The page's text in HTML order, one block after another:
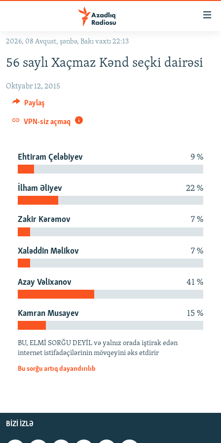
Əsas
qayıt
naviqasiyaya
qayıt
#İZAHLA
KORRUPSIOMETR
#ƏSLINDƏ
FƏRQƏ BAX
ARAŞDIRMA
VIDEO
KARIKATURA
RADIO ARXIV
İSLAM VƏ DEMOKRATIYA
İZ - MƏDƏNIYYƏT PROQRAMI
HAQQIMIZDA
PEŞƏ ETIKASI VƏ JURNALISTIKA STANDARTLARIMIZ
MATERIALLARIMIZDAN ISTIFADƏ
AZADLIQRADIOSU MOBIL TELEFONUNUZDA
XƏBƏR BÜLLETENLƏRIMIZ
RFE/RL-in bütün saytları
2026, 08 Avqust, şənbə, Bakı vaxtı 22:13
56 saylı Xaçmaz Kənd seçki dairəsi
Oktyabr 12, 2015
Paylaş
VPN-siz açmaq
Ehtiram Çeləbiyev 9 %
İlham Əliyev 22 %
Zakir Kərəmov 7 %
Xaləddin Məlikov 7 %
Azay Vəlixanov 41 %
Kamran Musayev 15 %
BU, ELMİ SORĞU DEYİL və yalnız orada iştirak edən
internet istifadəçilərinin mövqeyini əks etdirir
Bu sorğu artıq dayandırılıb
BIZI IZLƏ